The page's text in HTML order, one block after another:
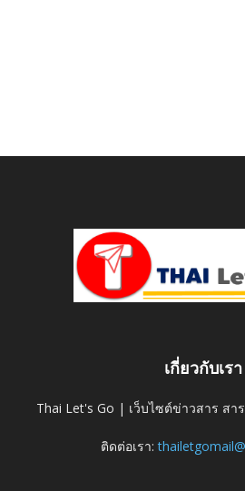
เกี่ยวกับเรา
Thai Let's Go | เว็บไซต์ข่าวสาร สา
ติดต่อเรา: